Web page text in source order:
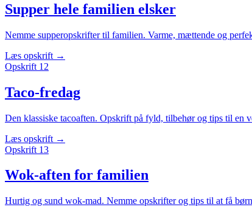
Supper hele familien elsker
Nemme supperopskrifter til familien. Varme, mættende og
Læs opskrift →
Opskrift 12
Taco-fredag
Den klassiske tacoaften. Opskrift på fyld, tilbehør og tips til en
Læs opskrift →
Opskrift 13
Wok-aften for familien
Hurtig og sund wok-mad. Nemme opskrifter og tips til at få